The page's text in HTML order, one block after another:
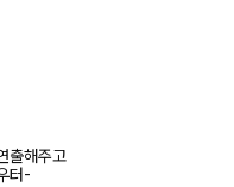
출해주고
터-